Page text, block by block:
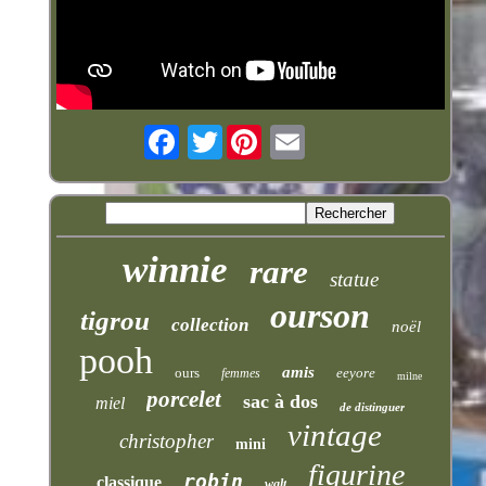
Twitter
winnie rare statue
tigrou collection ourson noël
pooh ours femmes amis eeyore milne
miel porcelet sac à dos de distinguer
christopher mini vintage
figurine